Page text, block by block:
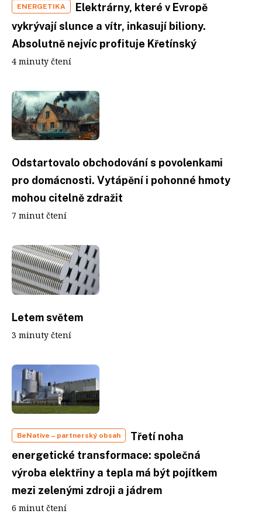
ENERGETIKA
Elektrárny, které v Evropě
vykrývají slunce a vítr, inkasují biliony.
Absolutně nejvíc profituje Křetínský
4 minuty čtení
Odstartovalo obchodování s povolenkami
pro domácnosti. Vytápění i pohonné hmoty
mohou citelně zdražit
7 minut čtení
Letem světem
3 minuty čtení
BeNative – partnerský obsah
Třetí noha
energetické transformace: společná
výroba elektřiny a tepla má být pojítkem
mezi zelenými zdroji a jádrem
6 minut čtení